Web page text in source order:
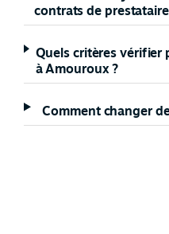
contrats de
Quels critères vérifier
à Amouroux ?
Comment changer